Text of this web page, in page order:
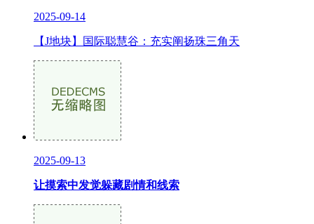
2025-09-14
【J地块】国际聪慧谷：充实阐扬珠三角天
2025-09-13
让摸索中发觉躲藏剧情和线索